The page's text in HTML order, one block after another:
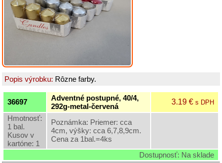
Grilovací
program
Dekorácie
Domáce
potreby
Ostatný
rôzny
sortiment
Popis výrobku: Rôzne farby.
36697
Adventné postupné, 40/4,
292g-metal-červená
3.19 €s DPH
Hmotnosť:
1 bal.
Kusov v
kartóne: 1
Poznámka: Priemer: cca
4cm, výšky: cca 6,7,8,9cm.
Cena za 1bal.=4ks
Dostupnosť: Na sklade